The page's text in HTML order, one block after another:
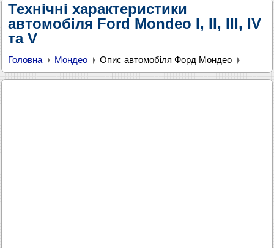
Технічні характеристики
автомобіля Ford Mondeo I, II, III, IV
та V
Головна Мондео Опис автомобіля Форд Мондео